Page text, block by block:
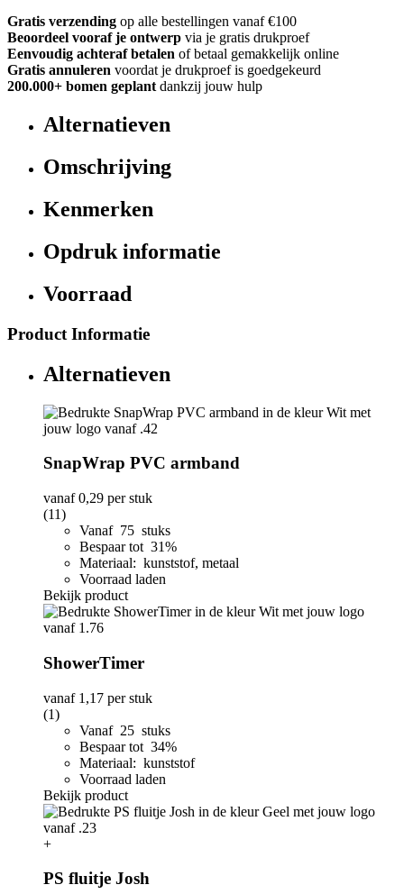
Gratis verzending op alle bestellingen vanaf €100
Beoordeel vooraf je ontwerp via je gratis drukproef
Eenvoudig achteraf betalen of betaal gemakkelijk online
Gratis annuleren voordat je drukproef is goedgekeurd
200.000+ bomen geplant dankzij jouw hulp
Alternatieven
Omschrijving
Kenmerken
Opdruk informatie
Voorraad
Product Informatie
Alternatieven
SnapWrap PVC armband
vanaf0,29 per stuk
(11)
Vanaf 75 stuks
Bespaar tot 31%
Materiaal: kunststof, metaal
Voorraad laden
Bekijk product
ShowerTimer
vanaf 1,17 per stuk
(1)
Vanaf 25 stuks
Bespaar tot 34%
Materiaal: kunststof
Voorraad laden
Bekijk product
+
PS fluitje Josh